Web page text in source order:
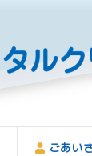
ごあい